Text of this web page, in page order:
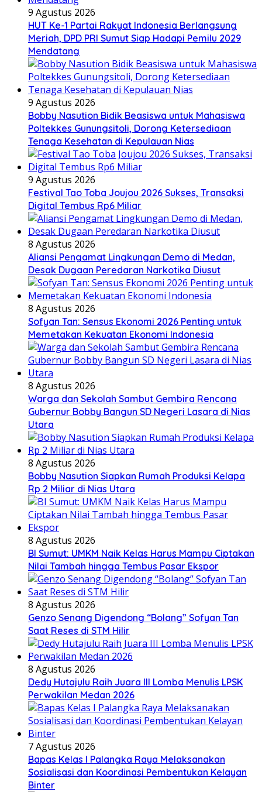
9 Agustus 2026
HUT Ke-1 Partai Rakyat Indonesia Berlangsung
Meriah, DPD PRI Sumut Siap Hadapi Pemilu 2029
Mendatang
9 Agustus 2026
Bobby Nasution Bidik Beasiswa untuk Mahasiswa
Poltekkes Gunungsitoli, Dorong Ketersediaan
Tenaga Kesehatan di Kepulauan Nias
9 Agustus 2026
Festival Tao Toba Joujou 2026 Sukses, Transaksi
Digital Tembus Rp6 Miliar
8 Agustus 2026
Aliansi Pengamat Lingkungan Demo di Medan,
Desak Dugaan Peredaran Narkotika Diusut
8 Agustus 2026
Sofyan Tan: Sensus Ekonomi 2026 Penting untuk
Memetakan Kekuatan Ekonomi Indonesia
8 Agustus 2026
Warga dan Sekolah Sambut Gembira Rencana
Gubernur Bobby Bangun SD Negeri Lasara di Nias
Utara
8 Agustus 2026
Bobby Nasution Siapkan Rumah Produksi Kelapa
Rp 2 Miliar di Nias Utara
8 Agustus 2026
BI Sumut: UMKM Naik Kelas Harus Mampu Ciptakan
Nilai Tambah hingga Tembus Pasar Ekspor
8 Agustus 2026
Genzo Senang Digendong “Bolang” Sofyan Tan
Saat Reses di STM Hilir
8 Agustus 2026
Dedy Hutajulu Raih Juara III Lomba Menulis LPSK
Perwakilan Medan 2026
7 Agustus 2026
Bapas Kelas I Palangka Raya Melaksanakan
Sosialisasi dan Koordinasi Pembentukan Kelayan
Binter